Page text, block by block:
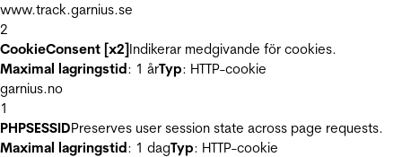
www.track.garnius.se
2
CookieConsent [x2]Indikerar medgivande för cookies.
Maximal lagringstid: 1 årTyp: HTTP-cookie
garnius.no
1
PHPSESSIDPreserves user session state across page requests.
Maximal lagringstid: 1 dagTyp: HTTP-cookie